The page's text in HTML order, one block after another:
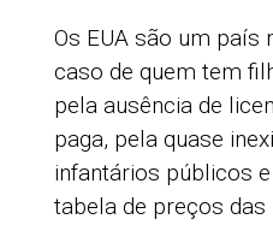
Os EUA são um país
caso de quem tem
pela ausência de
paga, pela quase
infantários públicos
tabela de preços